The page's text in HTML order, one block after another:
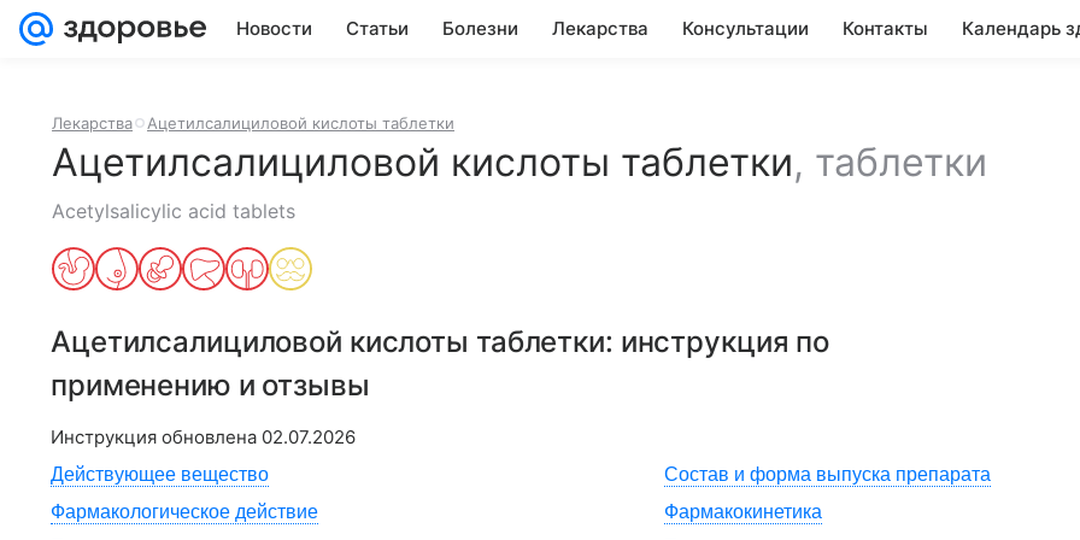
Новости Статьи Болезни Лекарства Консультации Контакты Календарь
Лекарства Ацетилсалициловой кислоты таблетки
Ацетилсалициловой кислоты таблетки, таблетки
Acetylsalicylic acid tablets
Ацетилсалициловой кислоты таблетки: инструкция по
применению и отзывы
Инструкция обновлена 02.07.2026
Действующее вещество
Состав и форма выпуска препарата
Фармакологическое действие
Фармакокинетика